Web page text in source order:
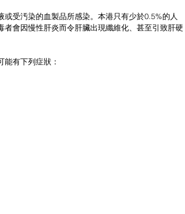
受汚染的血製品所感染。本港只有少於0.5%的人
會因慢性肝炎而令肝臟出現纖維化、甚至引致肝硬
能有下列症狀：